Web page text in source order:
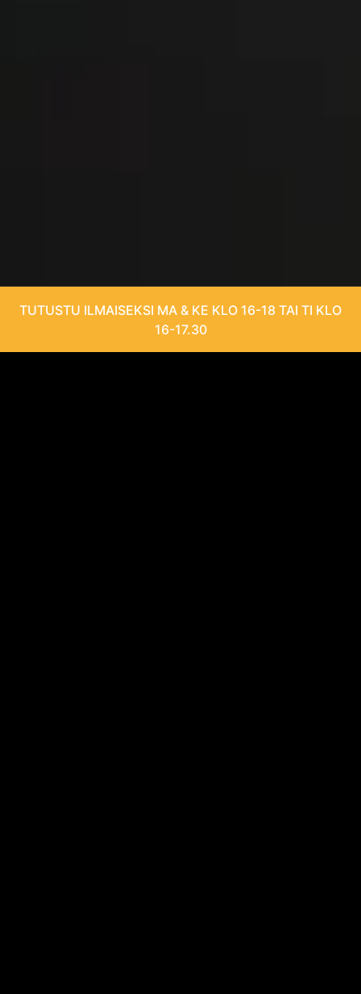
TUTUSTU ILMAISEKSI MA & KE KLO 16-18 TAI TI KLO
16-17.30